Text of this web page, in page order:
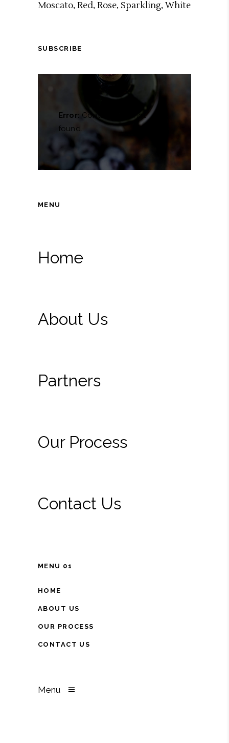
Moscato Red Rose Sparkling White
SUBSCRIBE
Error: Contact form not
found.
MENU
Home
About Us
Partners
Our Process
Contact Us
MENU 01
HOME
ABOUT US
OUR PROCESS
CONTACT US
Menu